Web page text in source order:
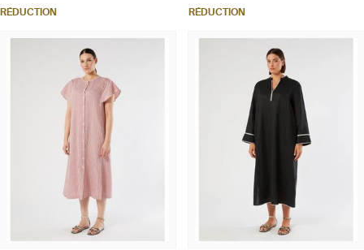
RÉDUCTION RÉDUCTION